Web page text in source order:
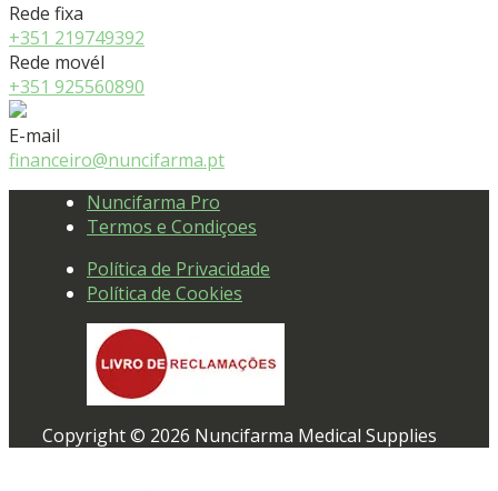
Rede fixa
+351 219749392
Rede movél
+351 925560890
E-mail
financeiro@nuncifarma.pt
Nuncifarma Pro
Termos e Condiçoes
Política de Privacidade
Política de Cookies
Copyright © 2026 Nuncifarma Medical Supplies